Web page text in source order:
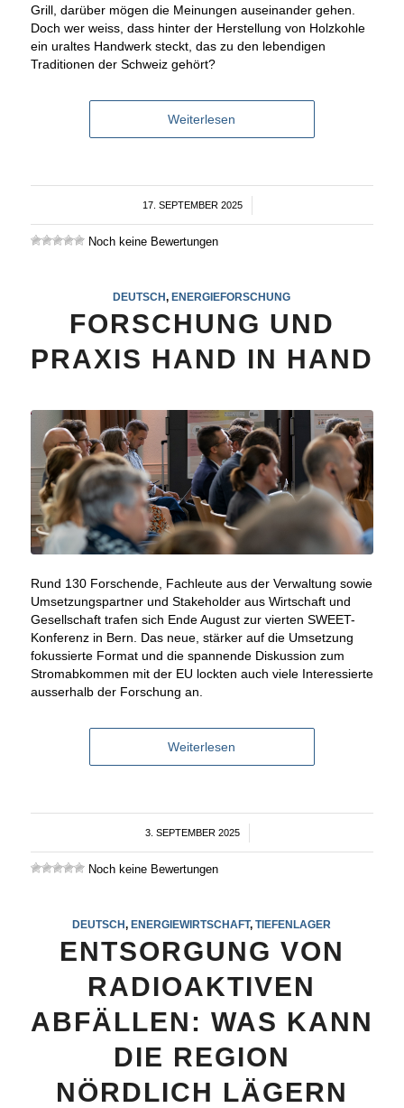
Grill, darüber mögen die Meinungen auseinander gehen.
Doch wer weiss, dass hinter der Herstellung von Holzkohle
ein uraltes Handwerk steckt, das zu den lebendigen
Traditionen der Schweiz gehört?
Weiterlesen
17. SEPTEMBER 2025
/
Noch keine Bewertungen
DEUTSCH,ENERGIEFORSCHUNG
FORSCHUNG UND
PRAXIS HAND IN HAND
Rund 130 Forschende, Fachleute aus der Verwaltung sowie
Umsetzungspartner und Stakeholder aus Wirtschaft und
Gesellschaft trafen sich Ende August zur vierten SWEET-
Konferenz in Bern. Das neue, stärker auf die Umsetzung
fokussierte Format und die spannende Diskussion zum
Stromabkommen mit der EU lockten auch viele Interessierte
ausserhalb der Forschung an.
Weiterlesen
3. SEPTEMBER 2025
/
Noch keine Bewertungen
DEUTSCH,ENERGIEWIRTSCHAFT,TIEFENLAGER
ENTSORGUNG VON
RADIOAKTIVEN
ABFÄLLEN: WAS KANN
DIE REGION
NÖRDLICH LÄGERN